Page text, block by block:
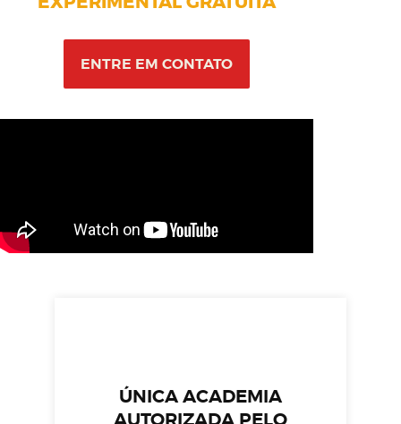
ENTRE EM CONTATO
ÚNICA ACADEMIA